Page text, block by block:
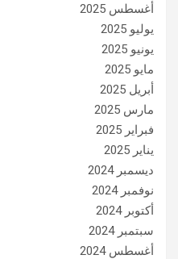
أغسطس 2025
يوليو 2025
يونيو 2025
مايو 2025
أبريل 2025
مارس 2025
فبراير 2025
يناير 2025
ديسمبر 2024
نوفمبر 2024
أكتوبر 2024
سبتمبر 2024
أغسطس 2024